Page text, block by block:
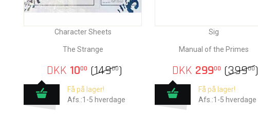
Character Sheets
The Strange
DKK 1000 (14900)
Få på lager!
Afs.:1-5 hverdage
Sig
Manual of the Primes
DKK 29900 (39900)
Få på lager!
Afs.:1-5 hverdage